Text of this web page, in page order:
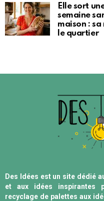
Elle sort
semaine
maison :
le quartier
Des Idées est un site dédié
et aux idées inspirantes
recyclage de palettes aux